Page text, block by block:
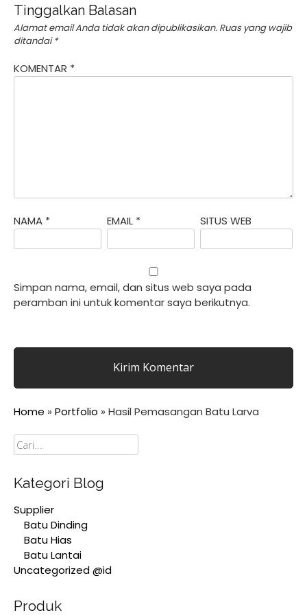
Tinggalkan Balasan
Alamat email Anda tidak akan dipublikasikan. Ruas yang wajib
ditandai*
KOMENTAR *
NAMA * EMAIL * SITUS WEB
Simpan nama, email, dan situs web saya pada
peramban ini untuk komentar saya berikutnya.
Home » Portfolio » Hasil Pemasangan Batu Larva
Cari
Kategori Blog
Supplier
Batu Dinding
Batu Hias
Batu Lantai
Uncategorized @id
Produk